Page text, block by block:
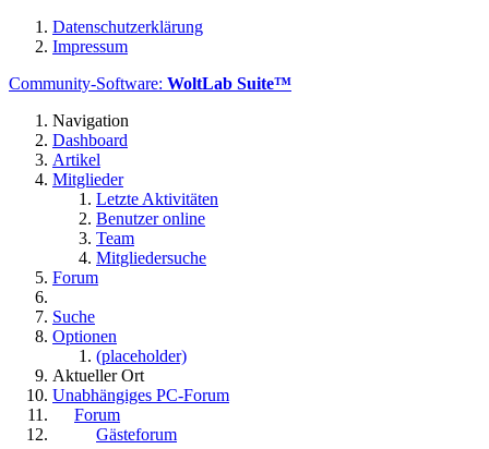
Datenschutzerklärung
Impressum
Community-Software: WoltLab Suite™
Navigation
Dashboard
Artikel
Mitglieder
Letzte Aktivitäten
Benutzer online
Team
Mitgliedersuche
Forum
Suche
Optionen
(placeholder)
Aktueller Ort
Unabhängiges PC-Forum
Forum
Gästeforum